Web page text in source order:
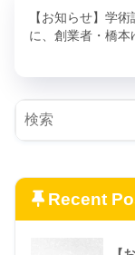
【お知らせ】学
に、創業者・橋本
Recent